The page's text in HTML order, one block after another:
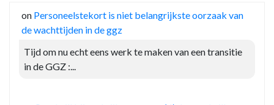
on Personeelstekort is niet belangrijkste oorzaak van
de wachttijden in de ggz
Tijd om nu echt eens werk te maken van een transitie
in de GGZ :...